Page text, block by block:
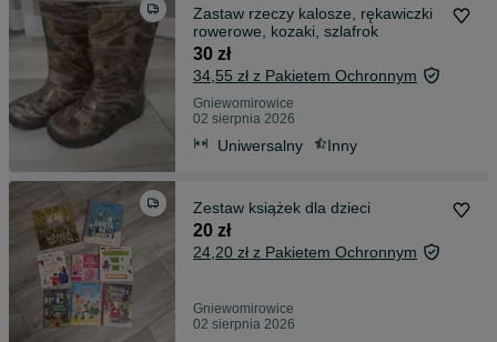
Zastaw rzeczy kalosze, rękawiczki
rowerowe, kozaki, szlafrok
30 zł
34,55 zł z Pakietem Ochronnym
Gniewomirowice
02 sierpnia 2026
Uniwersalny Inny
Zestaw książek dla dzieci
20 zł
24,20 zł z Pakietem Ochronnym
Gniewomirowice
02 sierpnia 2026